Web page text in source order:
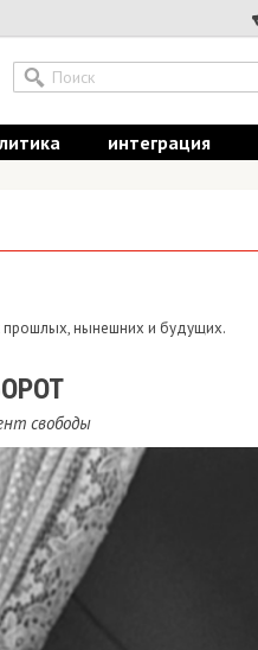
интеграция
прошлых, нынешних и будущих.
свободы